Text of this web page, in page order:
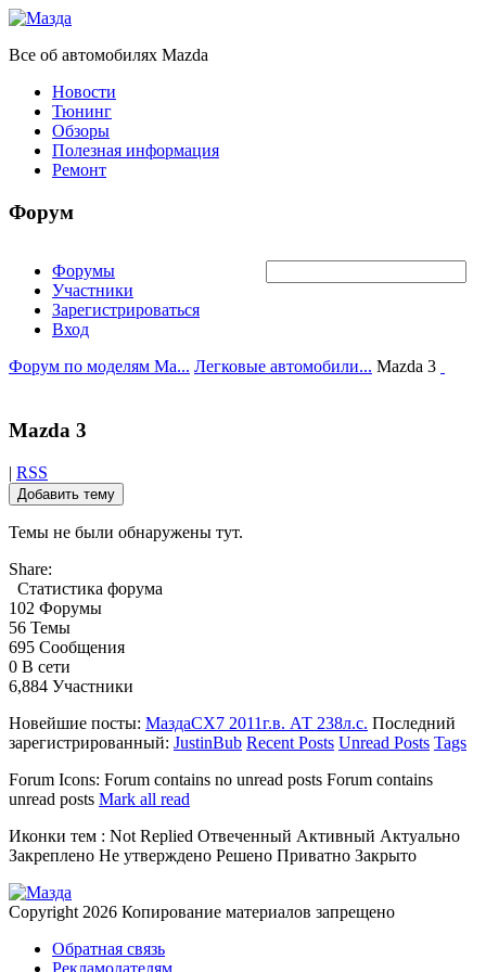
Все об автомобилях Mazda
Новости
Тюнинг
Обзоры
Полезная информация
Ремонт
Форум
Форумы
Участники
Зарегистрироваться
Вход
Форум по моделям Ma... Легковые автомобили... Mazda 3
Mazda 3
| RSS
Добавить тему
Темы не были обнаружены тут.
Share:
Статистика форума
102 Форумы
56 Темы
695 Сообщения
0 В сети
6,884 Участники
Новейшие посты: МаздаCX7 2011г.в. АТ 238л.с. Последний
зарегистрированный: JustinBub Recent Posts Unread Posts Tags
Forum Icons: Forum contains no unread posts Forum contains
unread posts Mark all read
Иконки тем : Not Replied Отвеченный Активный Актуально
Закреплено Не утверждено Решено Приватно Закрыто
Copyright 2026 Копирование материалов запрещено
Обратная связь
Рекламодателям